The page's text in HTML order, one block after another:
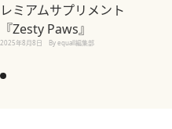
レミアムサプリメント
『Zesty Paws』
2025年8月8日 By equall編集部